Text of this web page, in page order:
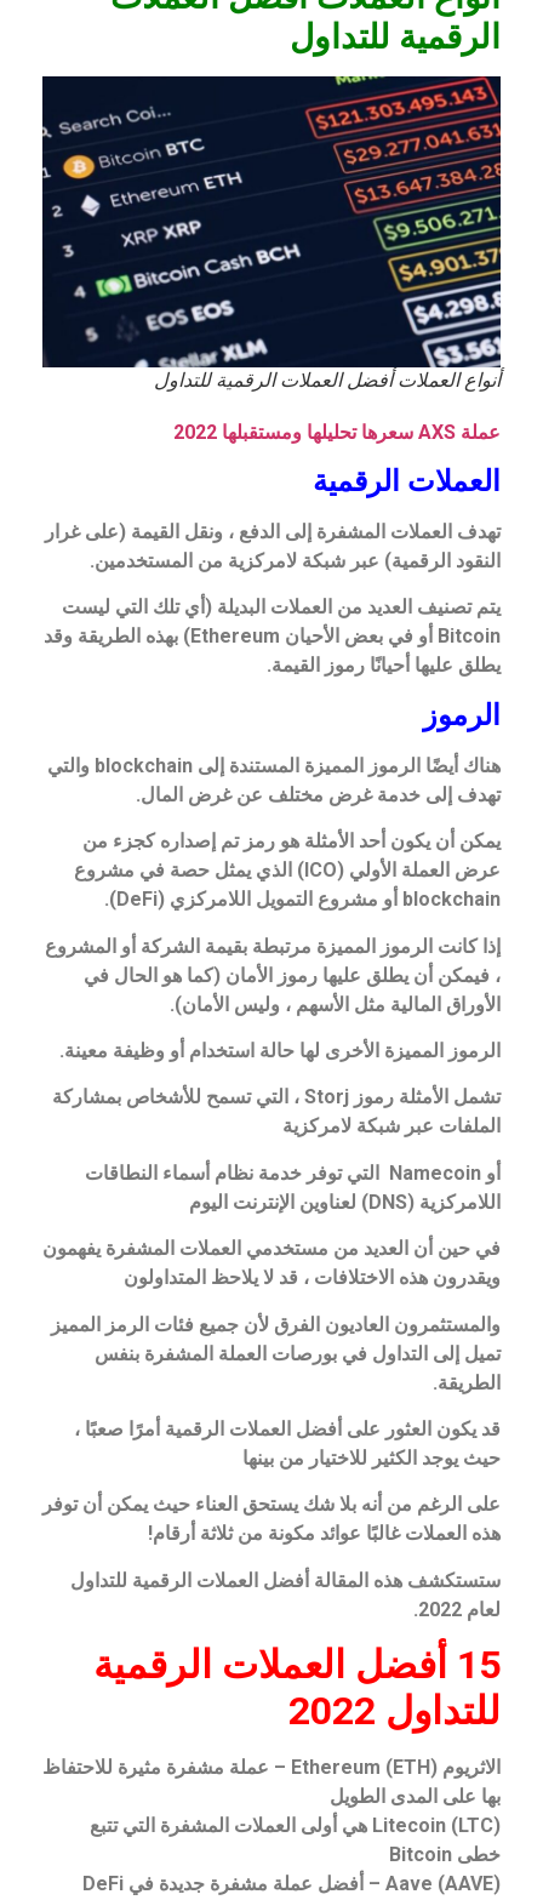
الرقمية للتداول
أنواع العملات أفضل العملات الرقمية للتداول
عملة AXS سعرها تحليلها ومستقبلها 2022
العملات الرقمية
تهدف العملات المشفرة إلى الدفع ، ونقل القيمة (على غرار
النقود الرقمية) عبر شبكة لامركزية من المستخدمين.
يتم تصنيف العديد من العملات البديلة (أي تلك التي ليست
Bitcoin أو في بعض الأحيان Ethereum) بهذه الطريقة وقد
يطلق عليها أحيانًا رموز القيمة.
الرموز
هناك أيضًا الرموز المميزة المستندة إلى blockchain والتي
تهدف إلى خدمة غرض مختلف عن غرض المال.
يمكن أن يكون أحد الأمثلة هو رمز تم إصداره كجزء من
عرض العملة الأولي (ICO) الذي يمثل حصة في مشروع
blockchain أو مشروع التمويل اللامركزي (DeFi).
إذا كانت الرموز المميزة مرتبطة بقيمة الشركة أو المشروع
، فيمكن أن يطلق عليها رموز الأمان (كما هو الحال في
الأوراق المالية مثل الأسهم ، وليس الأمان).
الرموز المميزة الأخرى لها حالة استخدام أو وظيفة معينة.
تشمل الأمثلة رموز Storj ، التي تسمح للأشخاص بمشاركة
الملفات عبر شبكة لامركزية
أو Namecoin التي توفر خدمة نظام أسماء النطاقات
اللامركزية (DNS) لعناوين الإنترنت
اليوم
في حين أن العديد من مستخدمي العملات المشفرة يفهمون
ويقدرون هذه الاختلافات ، قد لا يلاحظ المتداولون
والمستثمرون العاديون الفرق لأن جميع فئات الرمز المميز
تميل إلى التداول في بورصات العملة المشفرة بنفس
الطريقة.
قد يكون العثور على أفضل العملات الرقمية أمرًا صعبًا ،
حيث يوجد الكثير للاختيار من بينها
على الرغم من أنه بلا شك يستحق العناء حيث يمكن أن توفر
هذه العملات غالبًا عوائد مكونة من ثلاثة أرقام!
ستستكشف هذه المقالة أفضل العملات الرقمية للتداول
لعام 2022.
15 أفضل العملات الرقمية
للتداول 2022
الاثريوم Ethereum (ETH) – عملة مشفرة مثيرة للاحتفاظ
بها على المدى الطويل
Litecoin (LTC) هي أولى العملات المشفرة التي تتبع
خطى Bitcoin
Aave (AAVE) – أفضل عملة مشفرة جديدة في DeFi